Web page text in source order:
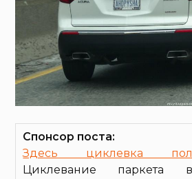
Спонсор поста:
Здесь циклевка
Циклевание